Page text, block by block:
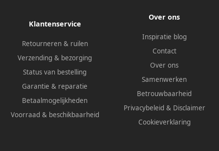
Klantenservice
Retourneren & ruilen
Verzending & bezorging
Status van bestelling
Garantie & reparatie
Betaalmogelijkheden
Voorraad & beschikbaarheid
Over ons
Inspiratie blog
Contact
Over ons
Samenwerken
Betrouwbaarheid
Privacybeleid & Disclaimer
Cookieverklaring